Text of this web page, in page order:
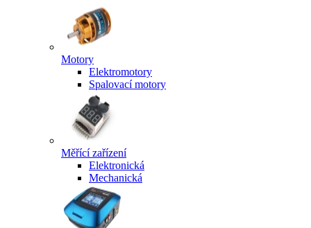
Motory
Elektromotory
Spalovací motory
Měřící zařízení
Elektronická
Mechanická